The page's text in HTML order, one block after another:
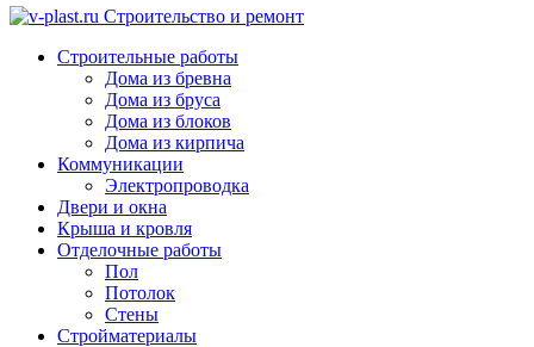
v-plast.ru Строительство и ремонт
Строительные работы
Дома из бревна
Дома из бруса
Дома из блоков
Дома из кирпича
Коммуникации
Электропроводка
Двери и окна
Крыша и кровля
Отделочные работы
Пол
Потолок
Стены
Стройматериалы